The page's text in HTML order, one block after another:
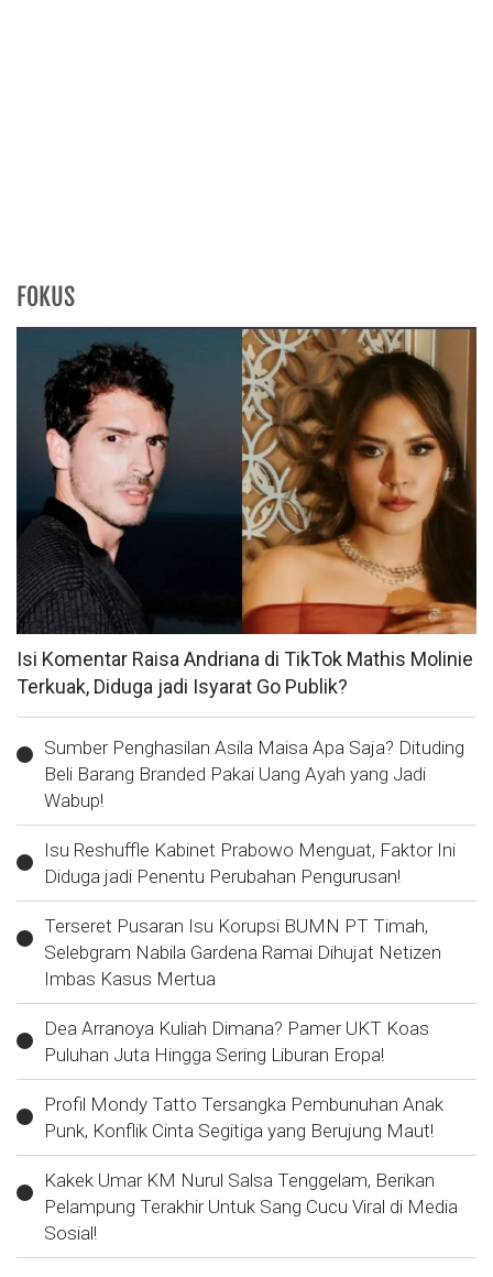
FOKUS
Isi Komentar Raisa Andriana di TikTok Mathis Molinie
Terkuak, Diduga jadi Isyarat Go Publik?
Sumber Penghasilan Asila Maisa Apa Saja? Dituding
Beli Barang Branded Pakai Uang Ayah yang Jadi
Wabup!
Isu Reshuffle Kabinet Prabowo Menguat, Faktor Ini
Diduga jadi Penentu Perubahan Pengurusan!
Terseret Pusaran Isu Korupsi BUMN PT Timah,
Selebgram Nabila Gardena Ramai Dihujat Netizen
Imbas Kasus Mertua
Dea Arranoya Kuliah Dimana? Pamer UKT Koas
Puluhan Juta Hingga Sering Liburan Eropa!
Profil Mondy Tatto Tersangka Pembunuhan Anak
Punk, Konflik Cinta Segitiga yang Berujung Maut!
Kakek Umar KM Nurul Salsa Tenggelam, Berikan
Pelampung Terakhir Untuk Sang Cucu Viral di Media
Sosial!